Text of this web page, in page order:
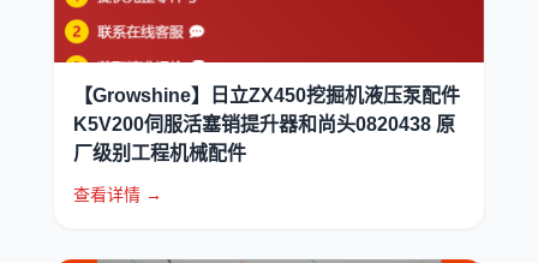
【Growshine】日立ZX450挖掘机液压泵配件
K5V200伺服活塞销提升器和尚头0820438 原
厂级别工程机械配件
查看详情 →